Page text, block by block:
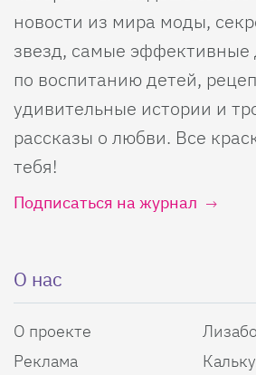
новости из мира моды,
звезд, самые эффективные
по воспитанию детей,
удивительные истории и
рассказы о любви. Все
тебя!
Подписаться на журнал
О нас
О проекте
Реклама